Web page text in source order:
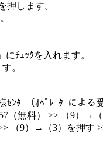
押します。
にﾁｪｯｸを入れます。
。
ﾝﾀｰ（ｵﾍﾟﾚｰﾀｰによる
（無料） >> （9）→
（9）→（3）を押す